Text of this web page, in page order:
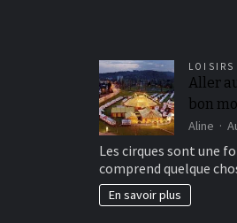
LOISIRS
Aller
bon
Aline
Les cirques sont une
comprend quelque
En savoir plus